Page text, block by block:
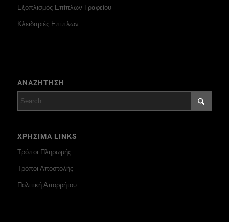
Εξοπλισμός Επίπλων Γραφείου
Κλειδαριές Επίπλων
ΑΝΑΖΗΤΗΣΗ
ΧΡΗΣΙΜΑ LINKS
Τρόποι Πληρωμής
Τρόποι Αποστολής
Πολιτική Απορρήτου